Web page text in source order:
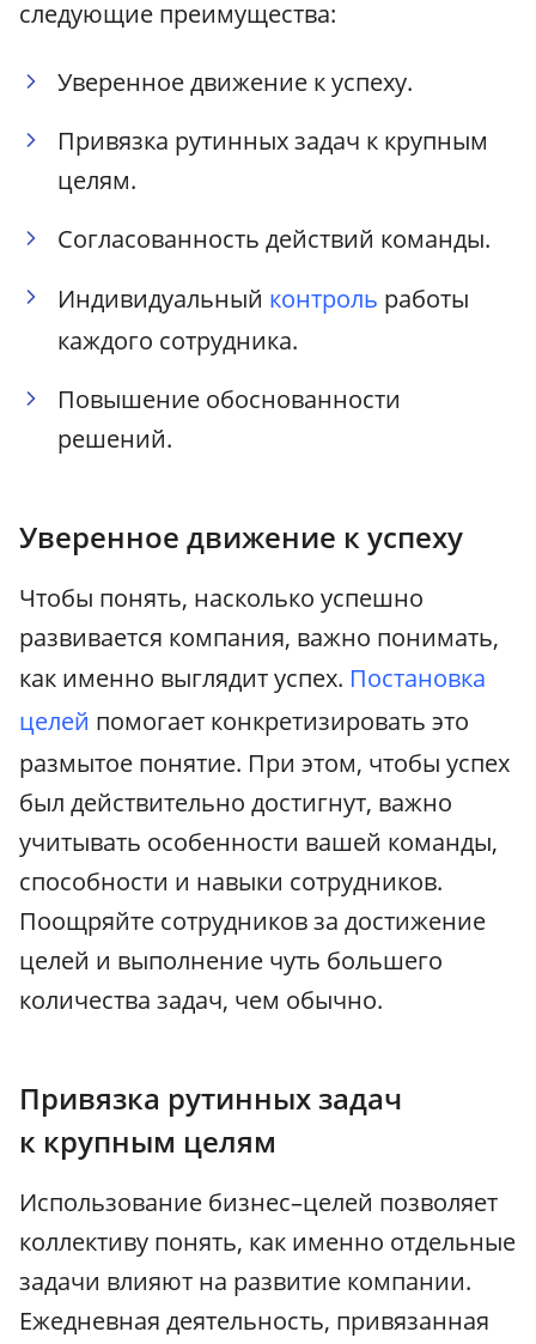
следующие преимущества:
Уверенное движение к успеху.
Привязка рутинных задач к крупным
целям.
Согласованность действий команды.
Индивидуальный контроль работы
каждого сотрудника.
Повышение обоснованности
решений.
Уверенное движение к успеху
Чтобы понять, насколько успешно
развивается компания, важно понимать,
как именно выглядит успех. Постановка
целей помогает конкретизировать это
размытое понятие. При этом, чтобы успех
был действительно достигнут, важно
учитывать особенности вашей команды,
способности и навыки сотрудников.
Поощряйте сотрудников за достижение
целей и выполнение чуть большего
количества задач, чем обычно.
Привязка рутинных задач
к крупным целям
Использование бизнес–целей позволяет
коллективу понять, как именно отдельные
задачи влияют на развитие компании.
Ежедневная деятельность, привязанная